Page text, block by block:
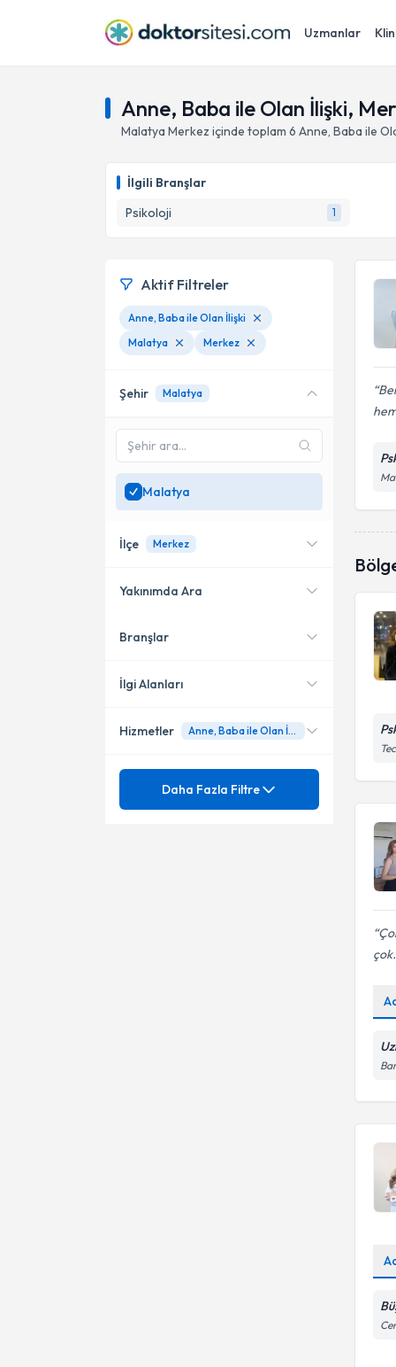
Uzmanlar
Anne, Baba ile Olan İlişki,
Malatya Merkez içinde toplam 6 Anne, Baba ile
İlgili Branşlar
Psikoloji
1
Aktif Filtreler
Anne, Baba ile Olan İlişki
Malatya
Merkez
Şehir Malatya
Malatya
İlçe Merkez
Merkez
Yeşilyurt
Yakınımda Ara
Konumuma yakın uzmanları
Branşlar
Psikoloji
İlgi Alanları
Alkol ve Madde Bağımlılığı
Hizmetler Anne, Baba ile Olan İlişki
Mezuniyet
Daha Fazla Filtre